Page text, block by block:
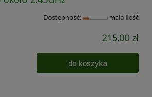
Dostępność: mała ilość
215,00 zł
do koszyka